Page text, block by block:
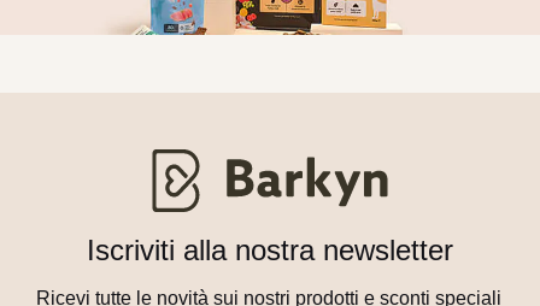
Iscriviti alla nostra newsletter
Ricevi tutte le novità sui nostri prodotti e sconti speciali